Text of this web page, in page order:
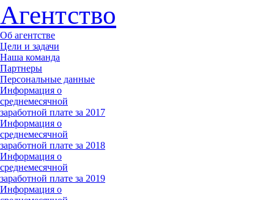
Агентство
Об агентстве
Цели и задачи
Наша команда
Партнеры
Персональные данные
Информация о
среднемесячной
заработной плате за 2017
Информация о
среднемесячной
заработной плате за 2018
Информация о
среднемесячной
заработной плате за 2019
Информация о